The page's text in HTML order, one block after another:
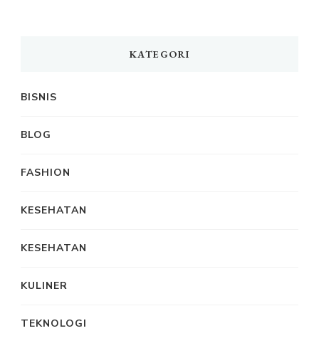
KATEGORI
BISNIS
BLOG
FASHION
KESEHATAN
KESEHATAN
KULINER
TEKNOLOGI